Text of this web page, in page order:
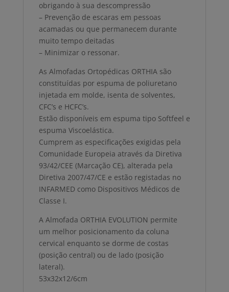
obrigando à sua descompressão
– Prevenção de escaras em pessoas
acamadas ou que permanecem durante
muito tempo deitadas
– Minimizar o ressonar.
As Almofadas Ortopédicas ORTHIA são
constituídas por espuma de poliuretano
injetada em molde, isenta de solventes,
CFC’s e HCFC’s.
Estão disponíveis em espuma tipo Softfeel e
espuma Viscoelástica.
Cumprem as especificações exigidas pela
Comunidade Europeia através da Diretiva
93/42/CEE (Marcação CE), alterada pela
Diretiva 2007/47/CE e estão registadas no
INFARMED como Dispositivos Médicos de
Classe I.
A Almofada ORTHIA EVOLUTION permite
um melhor posicionamento da coluna
cervical enquanto se dorme de costas
(posição central) ou de lado (posição
lateral).
53x32x12/6cm